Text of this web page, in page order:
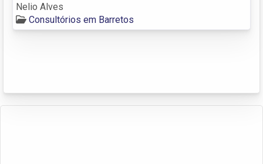
Nelio Alves
Consultórios em Barretos